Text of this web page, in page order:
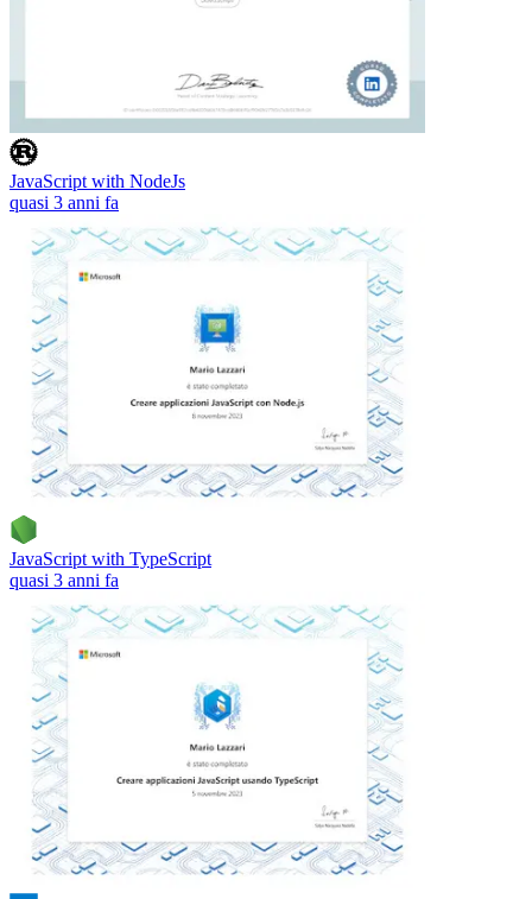
JavaScript with NodeJs
quasi 3 anni fa
JavaScript with TypeScript
quasi 3 anni fa